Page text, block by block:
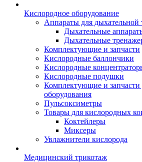
Кислородное оборудование
Аппараты для дыхательной
Дыхательные
Дыхательные
Комплектующие и запчасти
Кислородные баллончики
Кислородные
Кислородные подушки
Комплектующие и запчасти
оборудования
Пульсоксиметры
Товары для кислородных
Коктейлеры
Миксеры
Увлажнители кислорода
Медицинский трикотаж